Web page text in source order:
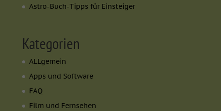
Astro-Buch-Tipps für Einsteiger
Kategorien
ALLgemein
Apps und Software
FAQ
Film und Fernsehen